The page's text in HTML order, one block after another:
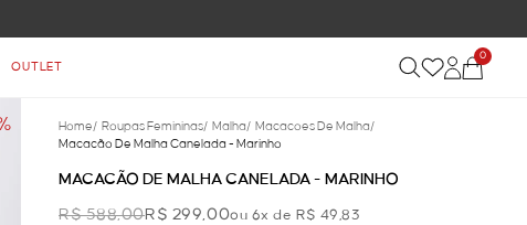
OUTLET
0
Home/ Roupas Femininas/ Malha/ Macacoes De Malha/
Macacão De Malha Canelada - Marinho
MACACÃO DE MALHA CANELADA - MARINHO
R$ 588,00R$ 299,00ou 6x de R$ 49,83